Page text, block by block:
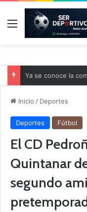
Menú
Inicio / Deportes
Deportes Fútbol
El CD
Quintanar
segundo